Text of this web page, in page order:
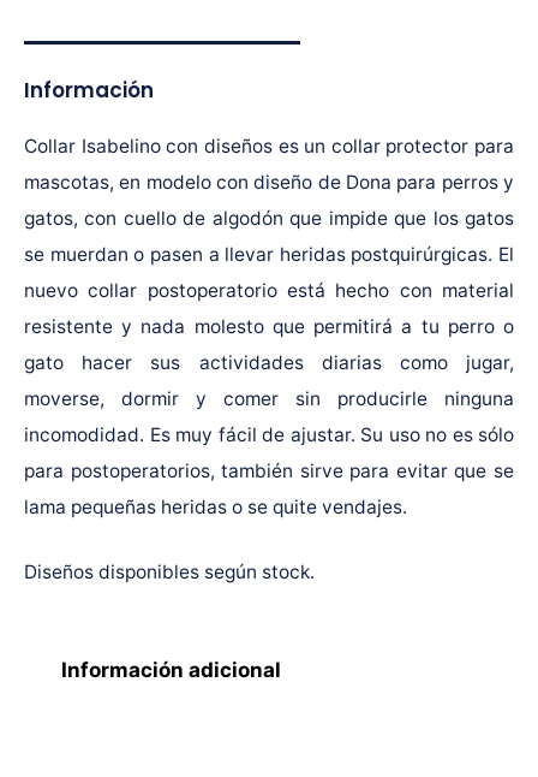
Información
Collar Isabelino con diseños es un collar protector para
mascotas, en modelo con diseño de Dona para perros y
gatos, con cuello de algodón que impide que los gatos
se muerdan o pasen a llevar heridas postquirúrgicas. El
nuevo collar postoperatorio está hecho con material
resistente y nada molesto que permitirá a tu perro o
gato hacer sus actividades diarias como jugar,
moverse, dormir y comer sin producirle ninguna
incomodidad. Es muy fácil de ajustar. Su uso no es sólo
para postoperatorios, también sirve para evitar que se
lama pequeñas heridas o se quite vendajes.
Diseños disponibles según stock.
Información adicional